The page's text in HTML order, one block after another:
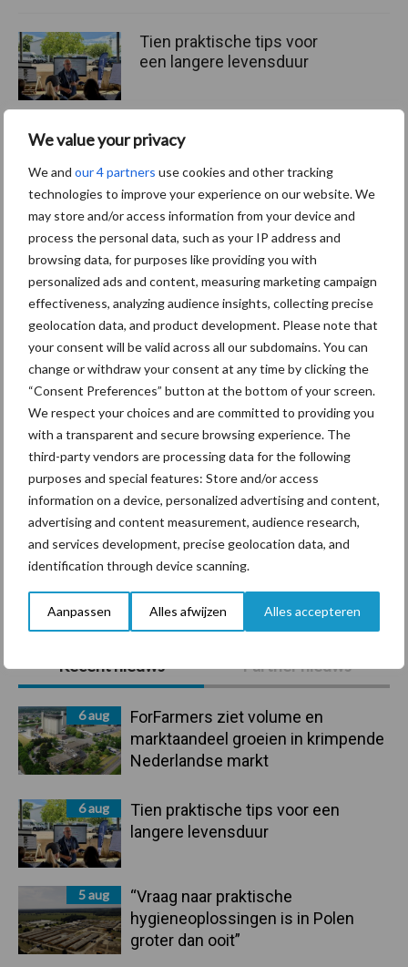
We value your privacy
We and our 4 partners use cookies and other tracking
technologies to improve your experience on our website. We
may store and/or access information from your device and
process the personal data, such as your IP address and
browsing data, for purposes like providing you with
personalized ads and content, measuring marketing campaign
effectiveness, analyzing audience insights, collecting precise
geolocation data, and product development. Please note that
your consent will be valid across all our subdomains. You can
change or withdraw your consent at any time by clicking the
“Consent Preferences” button at the bottom of your screen.
We respect your choices and are committed to providing you
with a transparent and secure browsing experience. The
third-party vendors are processing data for the following
purposes and special features: Store and/or access
information on a device, personalized advertising and content,
advertising and content measurement, audience research,
and services development, precise geolocation data, and
identification through device scanning.
Aanpassen Alles afwijzen Alles accepteren
Sidebar
Recent nieuws Partner nieuws
6 aug
ForFarmers ziet volume en
marktaandeel groeien in krimpende
Nederlandse markt
6 aug
Tien praktische tips voor een
langere levensduur
5 aug
“Vraag naar praktische
hygieneoplossingen is in Polen
groter dan ooit”
Tien praktische tips voor
een langere levensduur
hygieneoplossingen is in
Polen groter dan ooit”
Themapagina's
Diergezondheid Bemesting Fokkerij
Bedrijfsnieuws
Ligbox &
Voerhekken
Toon meer